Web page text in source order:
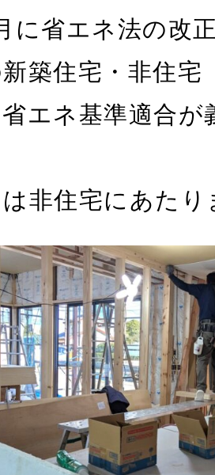
に省エネ法の改
築住宅・非住宅
エネ基準適合が
非住宅にあたり